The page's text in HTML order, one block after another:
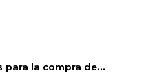
para la compra de...